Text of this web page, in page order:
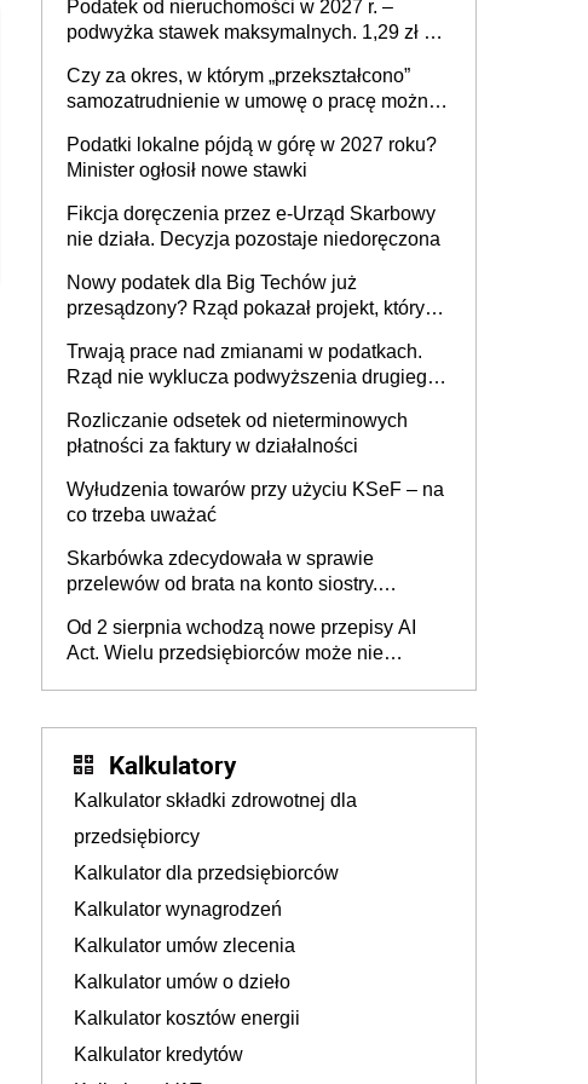
Podatek od nieruchomości w 2027 r. –
podwyżka stawek maksymalnych. 1,29 zł za
budynków i lokali związanych z
prowadzeniem działalności gospodarczej
Czy za okres, w którym „przekształcono”
samozatrudnienie w umowę o pracę można
umowy cywilnoprawnej jedynym
racjonalnym wyjściem
Podatki lokalne pójdą w górę w 2027 roku?
Minister ogłosił nowe stawki
Fikcja doręczenia przez e-Urząd Skarbowy
nie działa. Decyzja pozostaje niedoręczona
Nowy podatek dla Big Techów już
przesądzony? Rząd pokazał projekt, który
Trwają prace nad zmianami w podatkach.
Rząd nie wyklucza podwyższenia drugiego
Rozliczanie odsetek od nieterminowych
płatności za faktury w działalności
Wyłudzenia towarów przy użyciu KSeF – na
co trzeba uważać
Skarbówka zdecydowała w sprawie
przelewów od brata na konto siostry.
darowizna, ale podatku jednak nie będzie
Od 2 sierpnia wchodzą nowe przepisy AI
Act. Wielu przedsiębiorców może nie
Kalkulatory
Kalkulator składki zdrowotnej dla
przedsiębiorcy
Kalkulator dla przedsiębiorców
Kalkulator wynagrodzeń
Kalkulator umów zlecenia
Kalkulator umów o dzieło
Kalkulator kosztów energii
Kalkulator kredytów